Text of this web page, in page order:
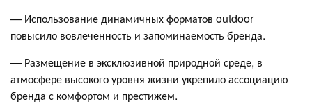
— Использование динамичных форматов outdoor
повысило вовлеченность и запоминаемость бренда.
— Размещение в эксклюзивной природной среде, в
атмосфере высокого уровня жизни укрепило ассоциацию
бренда с комфортом и престижем.